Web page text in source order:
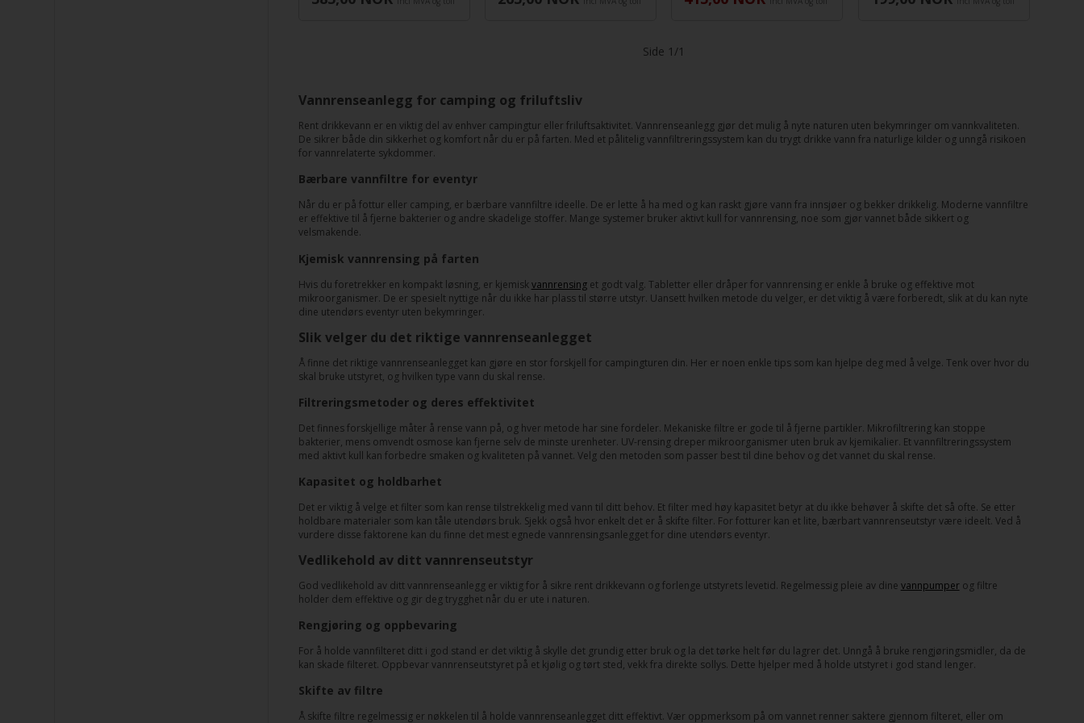
Side 1/1
Vannrenseanlegg for camping og friluftsliv
Rent drikkevann er en viktig del av enhver campingtur eller friluftsaktivitet. Vannrenseanlegg gjør det mulig å nyte naturen uten bekymringer om vannkvaliteten.
De sikrer både din sikkerhet og komfort når du er på farten. Med et pålitelig vannfiltreringssystem kan du trygt drikke vann fra naturlige kilder og unngå risikoen
for vannrelaterte sykdommer.
Bærbare vannfiltre for eventyr
Når du er på fottur eller camping, er bærbare vannfiltre ideelle. De er lette å ha med og kan raskt gjøre vann fra innsjøer og bekker drikkelig. Moderne vannfiltre
er effektive til å fjerne bakterier og andre skadelige stoffer. Mange systemer bruker aktivt kull for vannrensing, noe som gjør vannet både sikkert og
velsmakende.
Kjemisk vannrensing på farten
Hvis du foretrekker en kompakt løsning, er kjemiskvannrensinget godt valg. Tabletter eller dråper for vannrensing er enkle å bruke og effektive mot
mikroorganismer. De er spesielt nyttige når du ikke har plass til større utstyr. Uansett hvilken metode du velger, er det viktig å være forberedt, slik at du kan nyte
dine utendørs eventyr uten bekymringer.
Slik velger du det riktige vannrenseanlegget
Å finne det riktige vannrenseanlegget kan gjøre en stor forskjell for campingturen din. Her er noen enkle tips som kan hjelpe deg med å velge. Tenk over hvor du
skal bruke utstyret, og hvilken type vann du skal rense.
Filtreringsmetoder og deres effektivitet
Det finnes forskjellige måter å rense vann på, og hver metode har sine fordeler. Mekaniske filtre er gode til å fjerne partikler. Mikrofiltrering kan stoppe
bakterier, mens omvendt osmose kan fjerne selv de minste urenheter. UV-rensing dreper mikroorganismer uten bruk av kjemikalier. Et vannfiltreringssystem
med aktivt kull kan forbedre smaken og kvaliteten på vannet. Velg den metoden som passer best til dine behov og det vannet du skal rense.
Kapasitet og holdbarhet
Det er viktig å velge et filter som kan rense tilstrekkelig med vann til ditt behov. Et filter med høy kapasitet betyr at du ikke behøver å skifte det så ofte. Se etter
holdbare materialer som kan tåle utendørs bruk. Sjekk også hvor enkelt det er å skifte filter. For fotturer kan et lite, bærbart vannrenseutstyr være ideelt. Ved å
vurdere disse faktorene kan du finne det mest egnede vannrensingsanlegget for dine utendørs eventyr.
Vedlikehold av ditt vannrenseutstyr
God vedlikehold av ditt vannrenseanlegg er viktig for å sikre rent drikkevann og forlenge utstyrets levetid. Regelmessig pleie av dine vannpumperog filtre
holder dem effektive og gir deg trygghet når du er ute i naturen.
Rengjøring og oppbevaring
For å holde vannfilteret ditt i god stand er det viktig å skylle det grundig etter bruk og la det tørke helt før du lagrer det. Unngå å bruke rengjøringsmidler, da de
kan skade filteret. Oppbevar vannrenseutstyret på et kjølig og tørt sted, vekk fra direkte sollys. Dette hjelper med å holde utstyret i god stand lenger.
Skifte av filtre
Å skifte filtre regelmessig er nøkkelen til å holde vannrenseanlegget ditt effektivt. Vær oppmerksom på om vannet renner saktere gjennom filteret, eller om